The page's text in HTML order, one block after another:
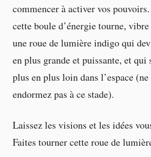
commencer à activer vos
cette boule d’énergie tourne,
une roue de lumière indigo qui
en plus grande et puissante, et qui
plus en plus loin dans l’espace (ne
endormez pas à ce stade).
Laissez les visions et les idées
Faites tourner cette roue de